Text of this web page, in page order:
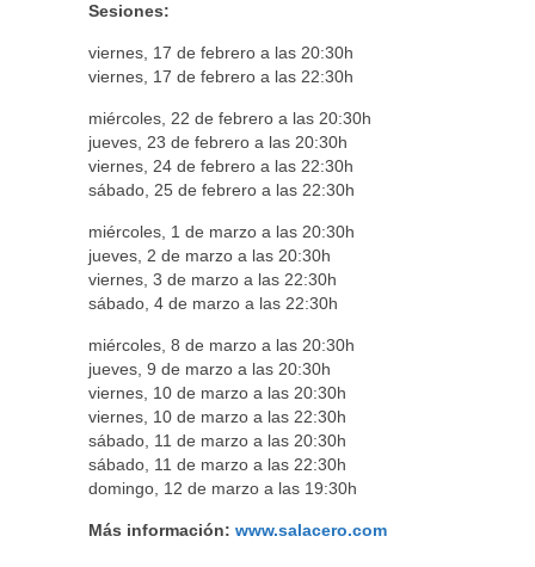
Sesiones:
viernes, 17 de febrero a las 20:30h
viernes, 17 de febrero a las 22:30h
miércoles, 22 de febrero a las 20:30h
jueves, 23 de febrero a las 20:30h
viernes, 24 de febrero a las 22:30h
sábado, 25 de febrero a las 22:30h
miércoles, 1 de marzo a las 20:30h
jueves, 2 de marzo a las 20:30h
viernes, 3 de marzo a las 22:30h
sábado, 4 de marzo a las 22:30h
miércoles, 8 de marzo a las 20:30h
jueves, 9 de marzo a las 20:30h
viernes, 10 de marzo a las 20:30h
viernes, 10 de marzo a las 22:30h
sábado, 11 de marzo a las 20:30h
sábado, 11 de marzo a las 22:30h
domingo, 12 de marzo a las 19:30h
Más información: www.salacero.com